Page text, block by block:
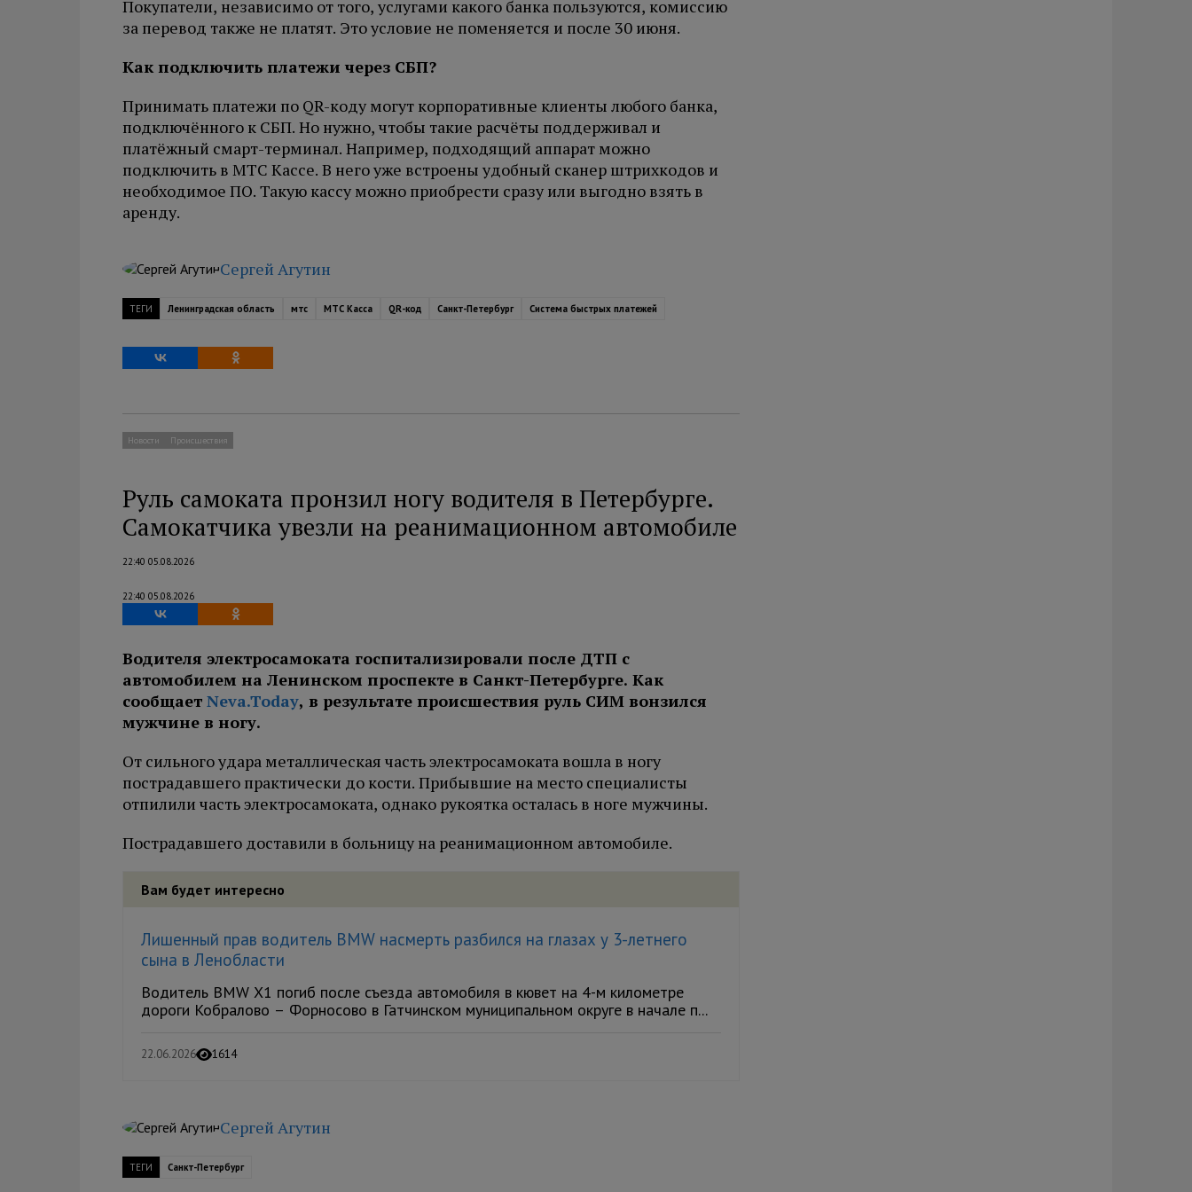
Покупатели, независимо от того, услугами какого банка пользуются, комиссию
за перевод также не платят. Это условие не поменяется и после 30 июня.
Как подключить платежи через СБП?
Принимать платежи по QR-коду могут корпоративные клиенты любого банка,
подключённого к СБП. Но нужно, чтобы такие расчёты поддерживал и
платёжный смарт-терминал. Например, подходящий аппарат можно
подключить в МТС Кассе. В него уже встроены удобный сканер штрихкодов и
необходимое ПО. Такую кассу можно приобрести сразу или выгодно взять в
аренду.
Сергей Агутин
ТЕГИ Ленинградская область мтс МТС Касса QR-код Санкт-Петербург Система быстрых платежей
Новости Происшествия
Руль самоката пронзил ногу водителя в Петербурге.
Самокатчика увезли на реанимационном автомобиле
22:40 05.08.2026
22:40 05.08.2026
Водителя электросамоката госпитализировали после ДТП с
автомобилем на Ленинском проспекте в Санкт-Петербурге. Как
сообщает Neva.Today, в результате происшествия руль СИМ вонзился
мужчине в ногу.
От сильного удара металлическая часть электросамоката вошла в ногу
пострадавшего практически до кости. Прибывшие на место специалисты
отпилили часть электросамоката, однако рукоятка осталась в ноге мужчины.
Пострадавшего доставили в больницу на реанимационном автомобиле.
Вам будет интересно
Лишенный прав водитель BMW насмерть разбился на глазах у 3-летнего
сына в Ленобласти
Водитель BMW X1 погиб после съезда автомобиля в кювет на 4-м километре
дороги Кобралово – Форносово в Гатчинском муниципальном округе в начале п...
22.06.2026 1614
Сергей Агутин
ТЕГИ Санкт-Петербург